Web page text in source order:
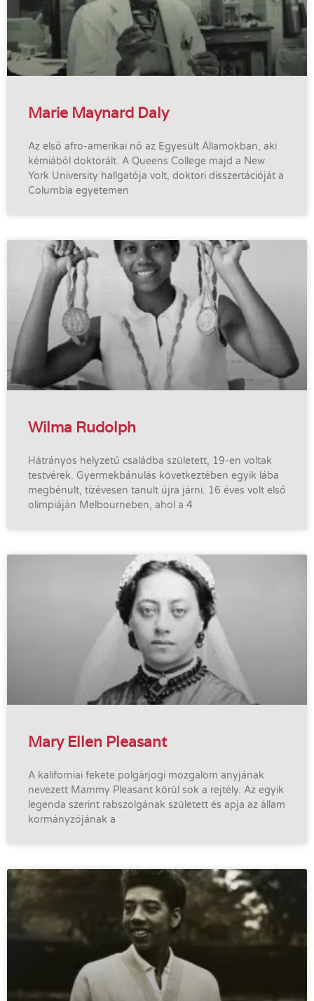
Marie Maynard Daly
Az első afro-amerikai nő az Egyesült Államokban, aki
kémiából doktorált. A Queens College majd a New
York University hallgatója volt, doktori disszertációját a
Columbia egyetemen
Wilma Rudolph
Hátrányos helyzetű családba született, 19-en voltak
testvérek. Gyermekbánulás következtében egyik lába
megbénult, tízévesen tanult újra járni. 16 éves volt első
olimpiáján Melbourneben, ahol a 4
Mary Ellen Pleasant
A kaliforniai fekete polgárjogi mozgalom anyjának
nevezett Mammy Pleasant körül sok a rejtély. Az egyik
legenda szerint rabszolgának született és apja az állam
kormányzójának a